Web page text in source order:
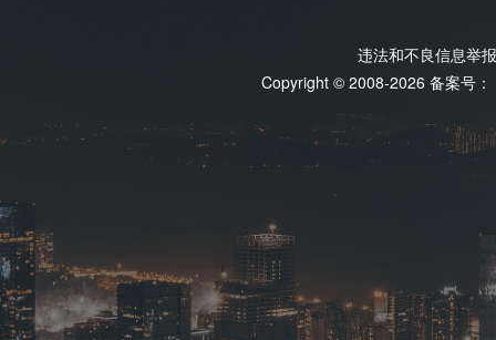
违法和不良信息举
Copyright © 2008-2026 备案号：